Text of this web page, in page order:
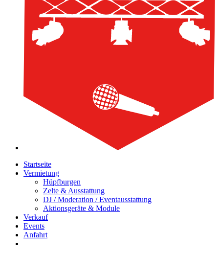
Startseite
Vermietung
Hüpfburgen
Zelte & Ausstattung
DJ / Moderation / Eventausstattung
Aktionsgeräte & Module
Verkauf
Events
Anfahrt